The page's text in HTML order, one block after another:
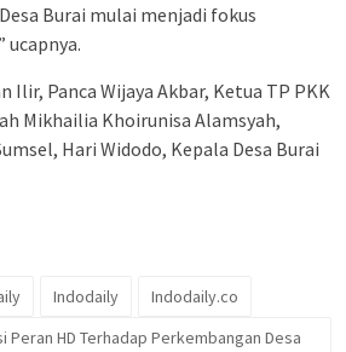
Burai mulai menjadi fokus
ucapnya.
Ilir, Panca Wijaya Akbar, Ketua TP PKK
Mikhailia Khoirunisa Alamsyah,
Hari Widodo, Kepala Desa Burai
Indodaily
Indodaily.co
HD Terhadap Perkembangan Desa